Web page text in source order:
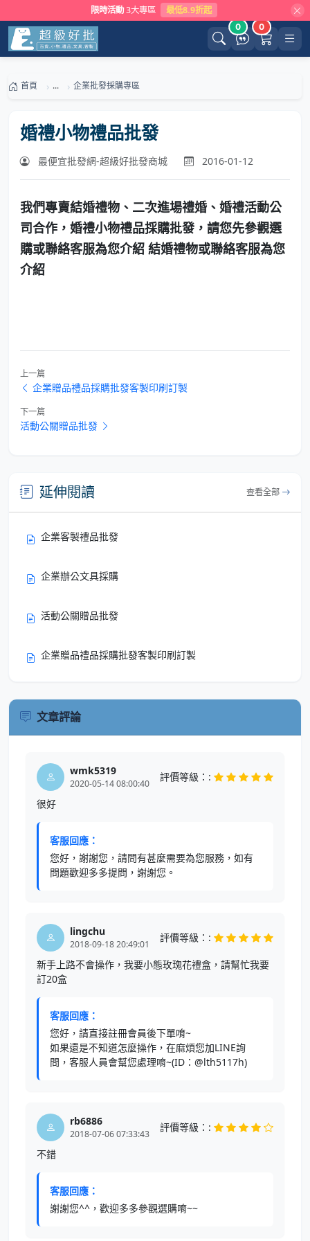
限時活動 3大專區 最低8.9折起
0 0
首頁 ... 企業批發採購專區
婚禮小物禮品批發
最便宜批發網-超級好批發商城 2016-01-12
我們專賣結婚禮物、二次進場禮婚、婚禮活動公
司合作，婚禮小物禮品採購批發，請您先參觀選
購或聯絡客服為您介紹 結婚禮物或聯絡客服為您
介紹
上一篇
企業贈品禮品採購批發客製印刷訂製
下一篇
活動公關贈品批發
延伸閱讀 查看全部
企業客製禮品批發
企業辦公文具採購
活動公關贈品批發
企業贈品禮品採購批發客製印刷訂製
文章評論
wmk5319
2020-05-14 08:00:40
評價等級：:
很好
客服回應：
您好，謝謝您，請問有甚麼需要為您服務，如有
問題歡迎多多提問，謝謝您。
lingchu
2018-09-18 20:49:01
評價等級：:
新手上路不會操作，我要小態玫瑰花禮盒，請幫忙我要
訂20盒
客服回應：
您好，請直接註冊會員後下單唷~
如果還是不知道怎麼操作，在麻煩您加LINE詢
問，客服人員會幫您處理唷~(ID：@lth5117h)
rb6886
2018-07-06 07:33:43
評價等級：:
不錯
客服回應：
謝謝您^^，歡迎多多參觀選購唷~~